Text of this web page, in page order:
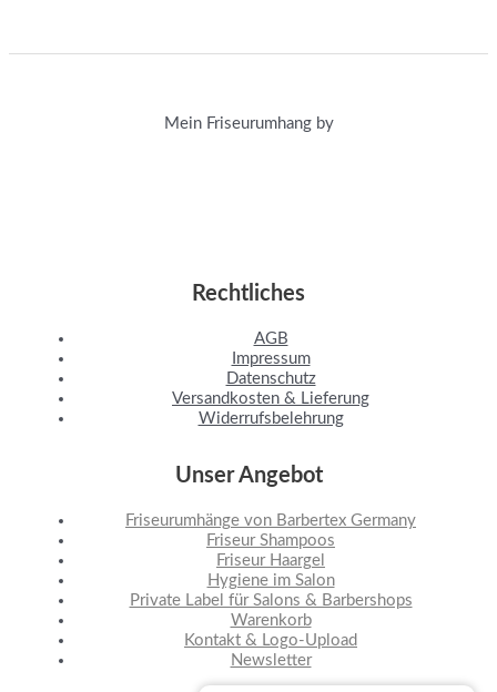
Mein Friseurumhang by
Rechtliches
AGB
Impressum
Datenschutz
Versandkosten & Lieferung
Widerrufsbelehrung
Unser Angebot
Friseurumhänge von Barbertex Germany
Friseur Shampoos
Friseur Haargel
Hygiene im Salon
Private Label für Salons & Barbershops
Warenkorb
Kontakt & Logo-Upload
Newsletter